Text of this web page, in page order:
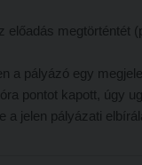
előadás megtörténtét
a pályázó egy
pontot kapott, úgy
a jelen pályázati